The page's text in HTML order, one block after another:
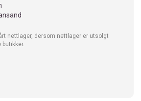
nettlager, dersom nettlager er utsolgt